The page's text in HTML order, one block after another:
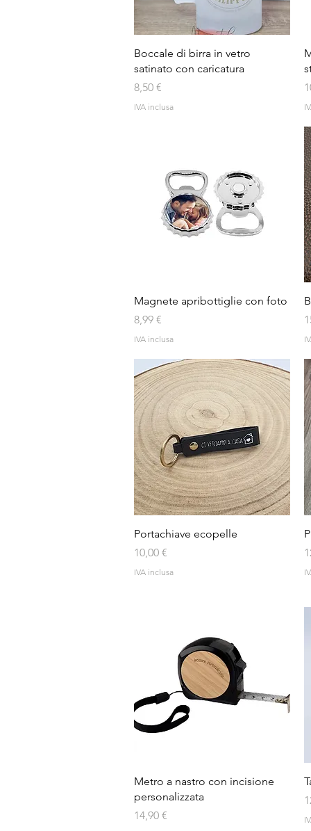
Vista rapida
Boccale di birra in vetro
satinato con caricatura
Prezzo
8,50 €
IVA inclusa
Vista rapida
Magnete apribottiglie con foto
Prezzo
8,99 €
IVA inclusa
Vista rapida
Portachiave ecopelle
Prezzo
10,00 €
IVA inclusa
Vista rapida
Metro a nastro con incisione
personalizzata
Prezzo
14,90 €